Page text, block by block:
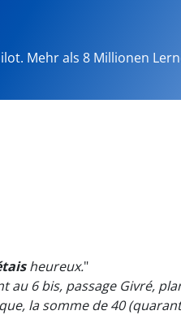
Mehr als 8 Millionen
heureux."
au 6 bis, passage Givré,
la somme de 40